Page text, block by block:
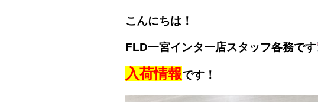
こんにちは！
FLD一宮インター店スタッフ各務です
入荷情報です！